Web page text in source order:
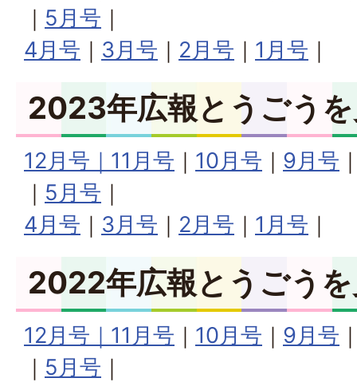
｜ 5月号 ｜
4月号 ｜ 3月号 ｜ 2月号 ｜ 1月号 ｜
2023年広報とうごう
12月号｜ 11月号 ｜ 10月号 ｜ 9月号
｜ 5月号 ｜
4月号 ｜ 3月号 ｜ 2月号 ｜ 1月号 ｜
2022年広報とうごう
12月号｜ 11月号 ｜ 10月号 ｜ 9月号
｜ 5月号 ｜